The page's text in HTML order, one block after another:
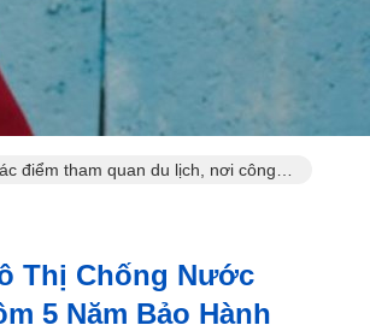
điểm tham quan du lịch, nơi công
Thị Chống Nước
5 Năm Bảo Hành